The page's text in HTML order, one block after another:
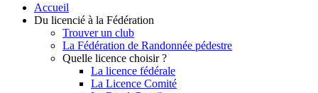
Accueil
Du licencié à la Fédération
Trouver un club
La Fédération de Randonnée pédestre
Quelle licence choisir ?
La licence fédérale
La Licence Comité